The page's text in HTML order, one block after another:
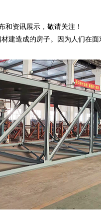
和资讯展示，敬请关注！
建造成的房子。因为人们在